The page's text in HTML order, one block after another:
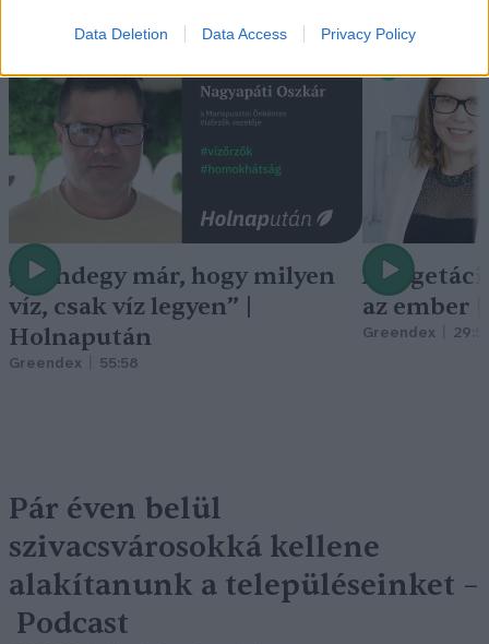
Data Deletion Data Access Privacy Policy
„Mindegy már, hogy milyen
víz, csak víz legyen” |
Holnapután
Greendex 55:58
A
az ember
Greendex
Pár éven belül
szivacsvárosokká kellene
alakítanunk a településeinket –
Podcast